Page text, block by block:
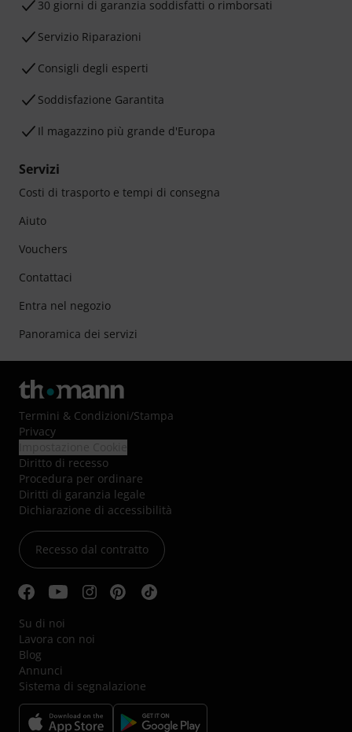
30 giorni di garanzia soddisfatti o rimborsati
Servizio Riparazioni
Consigli degli esperti
Soddisfazione Garantita
Il magazzino più grande d'Europa
Servizi
Costi di trasporto e tempi di consegna
Aiuto
Vouchers
Contattaci
Entra nel negozio
Panoramica dei servizi
Termini & Condizioni/Stampa
Privacy
Diritto di recesso
Procedura per ordinare
Diritti di garanzia legale
Dichiarazione di accessibilità
Recesso dal contratto
Su di noi
Lavora con noi
Blog
Annunci
Sistema di segnalazione